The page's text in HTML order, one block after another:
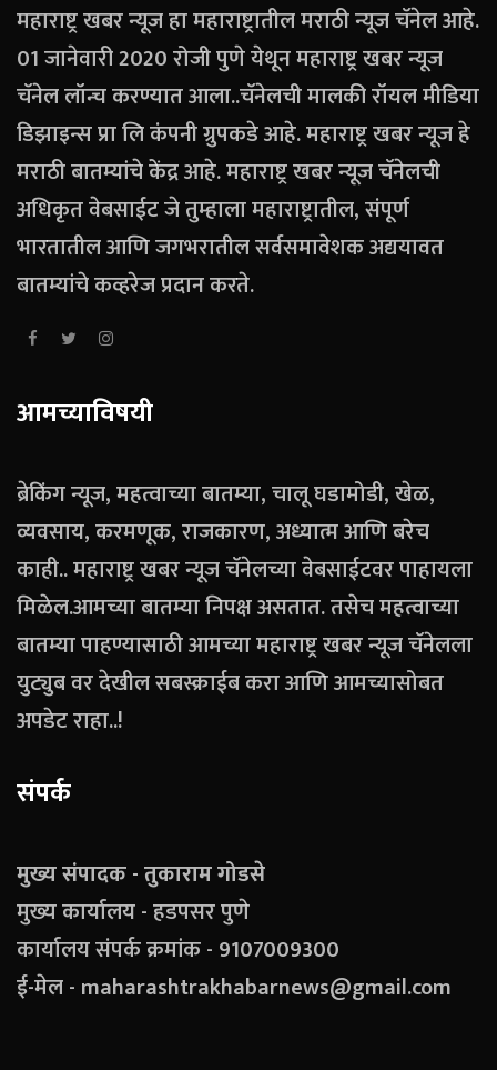
महाराष्ट्र खबर न्यूज हा महाराष्ट्रातील मराठी न्यूज चॅनेल आहे.
01 जानेवारी 2020 रोजी पुणे येथून महाराष्ट्र खबर न्यूज
चॅनेल लॉन्च करण्यात आला..चॅनेलची मालकी रॉयल मीडिया
डिझाइन्स प्रा लि कंपनी ग्रुपकडे आहे. महाराष्ट्र खबर न्यूज हे
मराठी बातम्यांचे केंद्र आहे. महाराष्ट्र खबर न्यूज चॅनेलची
अधिकृत वेबसाईट जे तुम्हाला महाराष्ट्रातील, संपूर्ण
भारतातील आणि जगभरातील सर्वसमावेशक अद्ययावत
बातम्यांचे कव्हरेज प्रदान करते.
आमच्याविषयी
ब्रेकिंग न्यूज, महत्वाच्या बातम्या, चालू घडामोडी, खेळ,
व्यवसाय, करमणूक, राजकारण, अध्यात्म आणि बरेच
काही.. महाराष्ट्र खबर न्यूज चॅनेलच्या वेबसाईटवर पाहायला
मिळेल.आमच्या बातम्या निपक्ष असतात. तसेच महत्वाच्या
बातम्या पाहण्यासाठी आमच्या महाराष्ट्र खबर न्यूज चॅनेलला
युट्युब वर देखील सबस्क्राईब करा आणि आमच्यासोबत
अपडेट राहा..!
संपर्क
मुख्य संपादक - तुकाराम गोडसे
मुख्य कार्यालय - हडपसर पुणे
कार्यालय संपर्क क्रमांक - 9107009300
ई-मेल - maharashtrakhabarnews@gmail.com